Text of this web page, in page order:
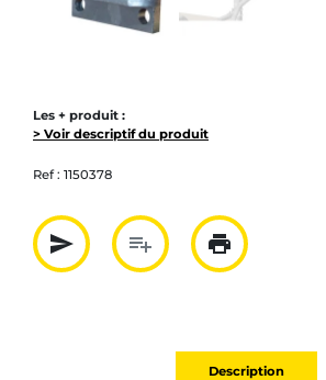
Les + produit :
> Voir descriptif du produit
Ref : 1150378
send
Partager par mail
playlist_add
Ajouter à la liste
print
Imprimer
Description